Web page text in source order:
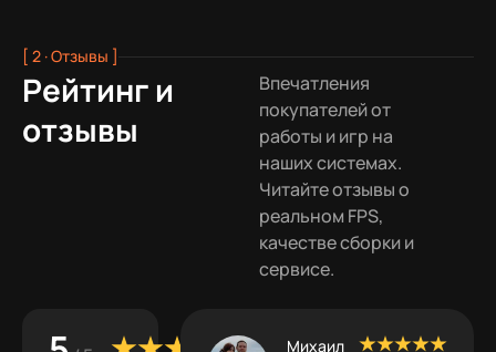
[ 2 · Отзывы ]
Рейтинг и
отзывы
Впечатления
покупателей от
работы и игр на
наших системах.
Читайте отзывы о
реальном FPS,
качестве сборки и
сервисе.
Михаил